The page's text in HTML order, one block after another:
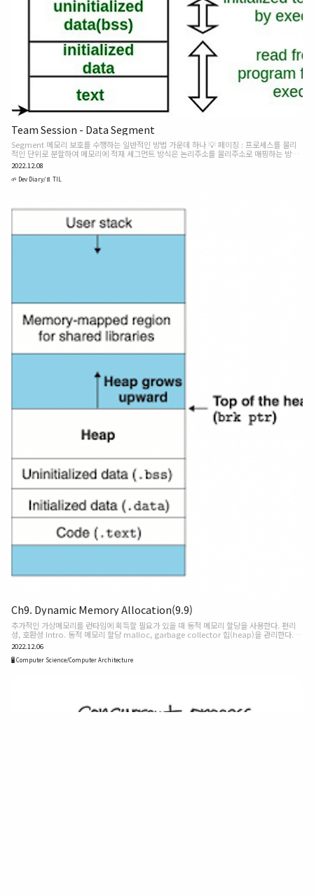
Team Session - Data Segment
Segment 메모리 보호를 수행하는 일반적인 방법 가운데 하나 💡 페이징 : 프로세스를 물리
적인 단위로 분할하여 메모리에 적재 세그먼트 방식은 논리주소를 물리주소로 매핑하는 방식
으로 구현한다. 세그먼트는 논리적인 단위로 메모리를 로드하기 때문에 메모리 보호가 쉽다.
각 세그먼트들의 크기는 균일하지 않다. 컴파일러에 의해 자동적으로 프로그램이 로드될 때 세
그먼트가 나뉘게 된다. 간단히 말해서 메모리에 적재될 때 나뉘는 영역! Memory Structure
data data * 초기값이 있는..
2022.12.08
🌱 Dev Diary/📄 TIL
Ch9. Dynamic Memory Allocation(9.9)
추가적인 가상메모리를 런타임에 획득할 필요가 있을 때 동적 메모리 할당을 사용한다. 편리
성, 호환성 Intro. 동적 메모리 할당 malloc, garbage collector 힙(heap)을 관리한다. 프
로세스의 가상메모리 영역 초기화되지않은 데이터 영역 직후에 시작해서 위쪽(낮은 주소에서
높은 주소로) 커지는 메모리 영역 각각의 프로세스에 대해서 커널은 힙의 꼭대기를 가리키는
변수 brk(break) 를 사용한다. 힙을 다양한 크기의 블록들의 집합으로 관리한다. 각 블록은 할
2022.12.06
🖥️ Computer Science/Computer Architecture